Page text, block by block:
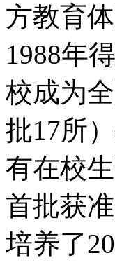
方教育
1988年
校成为
批17所
有在校
首批获
培养了